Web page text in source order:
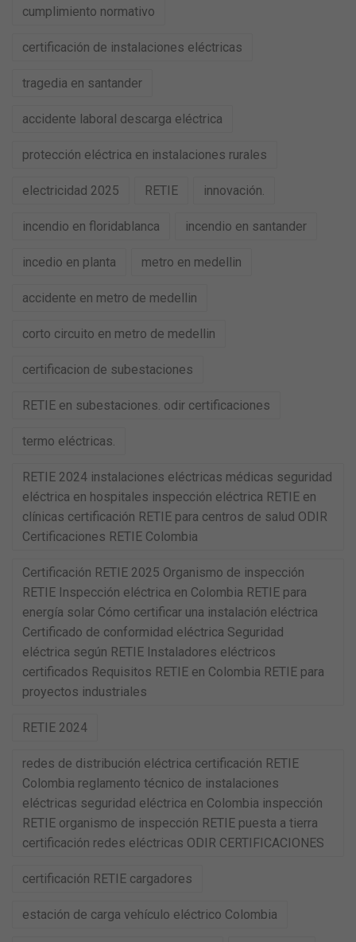
cumplimiento normativo
certificación de instalaciones eléctricas
tragedia en santander
accidente laboral descarga eléctrica
protección eléctrica en instalaciones rurales
electricidad 2025 RETIE innovación.
incendio en floridablanca incendio en santander
incedio en planta metro en medellin
accidente en metro de medellin
corto circuito en metro de medellin
certificacion de subestaciones
RETIE en subestaciones. odir certificaciones
termo eléctricas.
RETIE 2024 instalaciones eléctricas médicas seguridad
eléctrica en hospitales inspección eléctrica RETIE en
clínicas certificación RETIE para centros de salud ODIR
Certificaciones RETIE Colombia
Certificación RETIE 2025 Organismo de inspección
RETIE Inspección eléctrica en Colombia RETIE para
energía solar Cómo certificar una instalación eléctrica
Certificado de conformidad eléctrica Seguridad
eléctrica según RETIE Instaladores eléctricos
certificados Requisitos RETIE en Colombia RETIE para
proyectos industriales
RETIE 2024
redes de distribución eléctrica certificación RETIE
Colombia reglamento técnico de instalaciones
eléctricas seguridad eléctrica en Colombia inspección
RETIE organismo de inspección RETIE puesta a tierra
certificación redes eléctricas ODIR CERTIFICACIONES
certificación RETIE cargadores
estación de carga vehículo eléctrico Colombia